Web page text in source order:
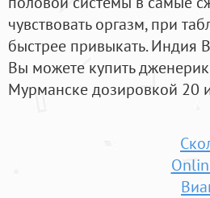
чувствовать оргазм, при
быстрее привыкать. Индия
Вы можете купить
Мурманске дозировкой 20